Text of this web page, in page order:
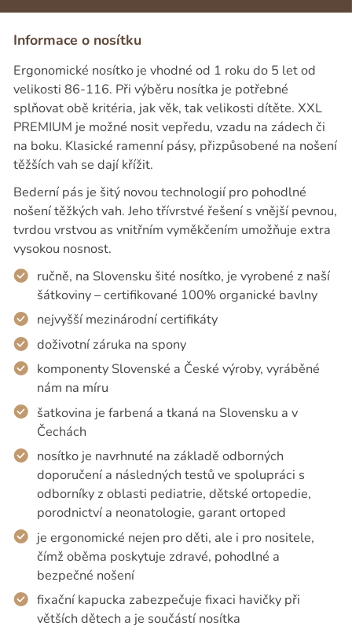
Informace o nosítku
Ergonomické nosítko je vhodné od 1 roku do 5 let od
velikosti 86-116. Při výběru nosítka je potřebné
splňovat obě kritéria, jak věk, tak velikosti dítěte. XXL
PREMIUM je možné nosit vepředu, vzadu na zádech či
na boku. Klasické ramenní pásy, přizpůsobené na nošení
těžších vah se dají křížit.
Bederní pás je šitý novou technologií pro pohodlné
nošení těžkých vah. Jeho třívrstvé řešení s vnější pevnou,
tvrdou vrstvou as vnitřním vyměkčením umožňuje extra
vysokou nosnost.
ručně, na Slovensku šité nosítko, je vyrobené z naší
šátkoviny – certifikované 100% organické bavlny
nejvyšší mezinárodní certifikáty
doživotní záruka na spony
komponenty Slovenské a České výroby, vyráběné
nám na míru
šatkovina je farbená a tkaná na Slovensku a v
Čechách
nosítko je navrhnuté na základě odborných
doporučení a následných testů ve spolupráci s
odborníky z oblasti pediatrie, dětské ortopedie,
porodnictví a neonatologie, garant ortoped
je ergonomické nejen pro děti, ale i pro nositele,
čímž oběma poskytuje zdravé, pohodlné a
bezpečné nošení
fixační kapucka zabezpečuje fixaci havičky při
větších dětech a je součástí nosítka